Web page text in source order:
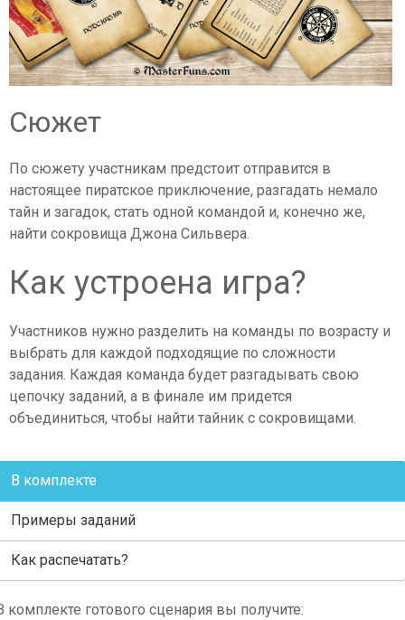
Сюжет
По сюжету участникам предстоит отправится в
настоящее пиратское приключение, разгадать немало
тайн и загадок, стать одной командой и, конечно же,
найти сокровища Джона Сильвера.
Как устроена игра?
Участников нужно разделить на команды по возрасту и
выбрать для каждой подходящие по сложности
задания. Каждая команда будет разгадывать свою
цепочку заданий, а в финале им придется
объединиться, чтобы найти тайник с сокровищами.
В комплекте
Примеры заданий
Как распечатать?
комплекте готового сценария вы получите: